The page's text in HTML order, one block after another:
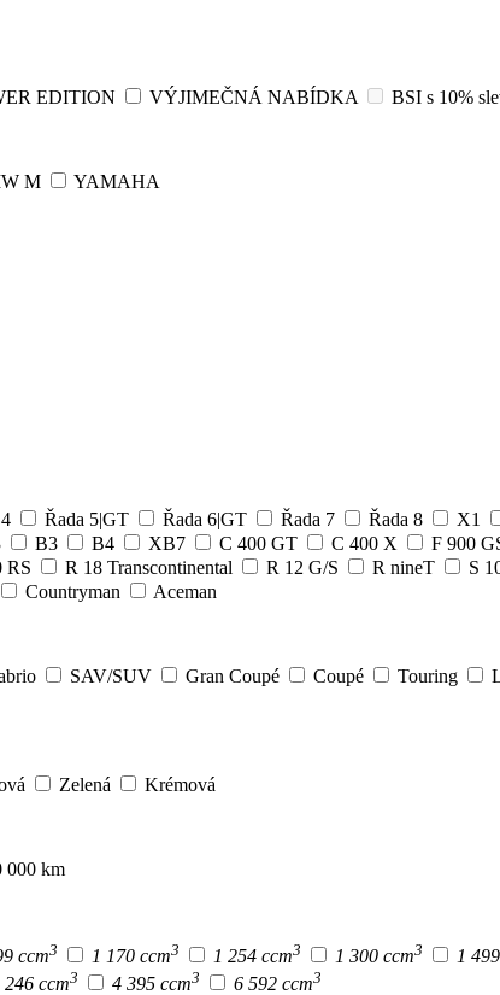
EDITION VÝJIMEČNÁ NABÍDKA
BSI s 10%
M
YAMAHA
Řada 5|GT Řada 6|GT Řada 7 Řada 8
X1
B3 B4 XB7 C 400 GT C 400 X
F 900
RS R 18 Transcontinental R 12 G/S R nineT
S
Countryman
Aceman
SAV/SUV Gran Coupé Coupé Touring
Zelená
Krémová
000 km
ccm3 1 170 ccm3 1 254 ccm3 1 300 ccm3
1
246 ccm3 4 395 ccm3 6 592 ccm3